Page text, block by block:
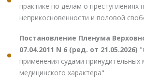
практике по делам о преступлениях
неприкосновенности и половой
Постановление Пленума
07.04.2011 N 6 (ред. от 21.05.2026)
применения судами принудительных
медицинского характера"